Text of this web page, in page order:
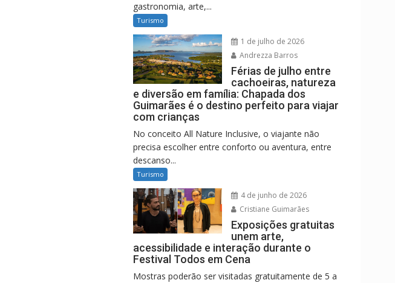
gastronomia, arte,...
Turismo
1 de julho de 2026
Andrezza Barros
Férias de julho entre
cachoeiras, natureza
e diversão em família: Chapada dos
Guimarães é o destino perfeito para viajar
com crianças
No conceito All Nature Inclusive, o viajante não
precisa escolher entre conforto ou aventura, entre
descanso...
Turismo
4 de junho de 2026
Cristiane Guimarães
Exposições gratuitas
unem arte,
acessibilidade e interação durante o
Festival Todos em Cena
Mostras poderão ser visitadas gratuitamente de 5 a